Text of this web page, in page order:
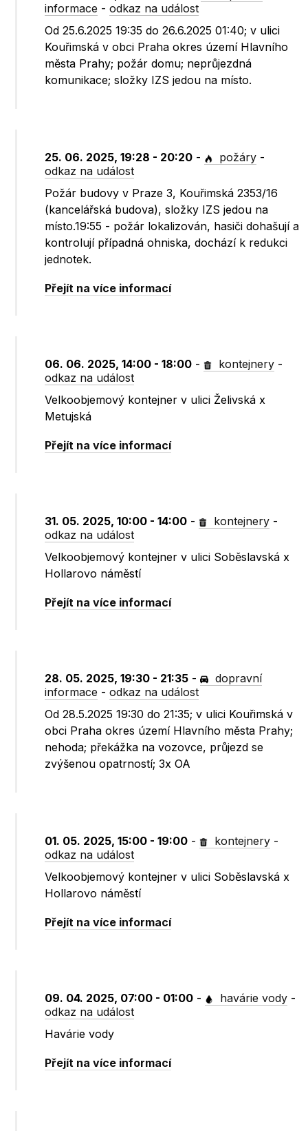
informace -odkaz na událost
Od 25.6.2025 19:35 do 26.6.2025 01:40; v ulici
Kouřimská v obci Praha okres území Hlavního
města Prahy; požár domu; neprůjezdná
komunikace; složky IZS jedou na místo.
25. 06. 2025, 19:28 - 20:20 - požáry -
odkaz na událost
Požár budovy v Praze 3, Kouřimská 2353/16
(kancelářská budova), složky IZS jedou na
místo.19:55 - požár lokalizován, hasiči dohašují a
kontrolují případná ohniska, dochází k redukci
jednotek.
Přejít na více informací
06. 06. 2025, 14:00 - 18:00 - kontejnery -
odkaz na událost
Velkoobjemový kontejner v ulici Želivská x
Metujská
Přejít na více informací
31. 05. 2025, 10:00 - 14:00 - kontejnery -
odkaz na událost
Velkoobjemový kontejner v ulici Soběslavská x
Hollarovo náměstí
Přejít na více informací
28. 05. 2025, 19:30 - 21:35 -
dopravní
informace -odkaz na událost
Od 28.5.2025 19:30 do 21:35; v ulici Kouřimská v
obci Praha okres území Hlavního města Prahy;
nehoda; překážka na vozovce, průjezd se
zvýšenou opatrností; 3x OA
01. 05. 2025, 15:00 - 19:00 - kontejnery -
odkaz na událost
Velkoobjemový kontejner v ulici Soběslavská x
Hollarovo náměstí
Přejít na více informací
09. 04. 2025, 07:00 - 01:00 - havárie vody -
odkaz na událost
Havárie vody
Přejít na více informací